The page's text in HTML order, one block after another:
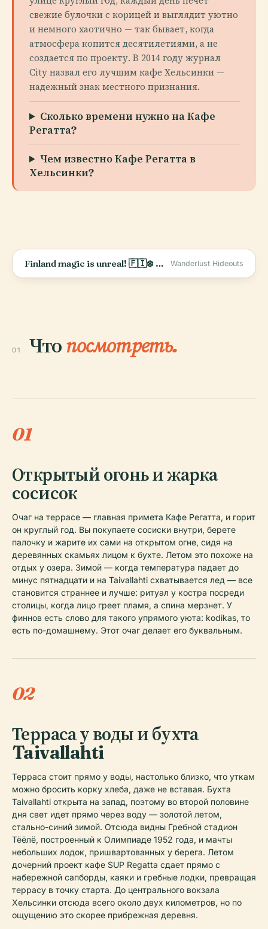
свежие булочки с корицей и выглядит уютно
и немного хаотично — так бывает, когда
атмосфера копится десятилетиями, а не
создается по проекту. В 2014 году журнал
City назвал его лучшим кафе Хельсинки —
надежный знак местного признания.
Сколько времени нужно на Кафе
Регатта?
Чем известно Кафе Регатта в
Хельсинки?
Finland magic is unreal! 🇫🇮❄️ Helsinki, Nuuksio &amp; Lapland—who’s in? ✨ #TravelShorts #VisitFinland Wanderlust Hideouts
01 Чтопосмотреть.
01
Открытый огонь и жарка
сосисок
Очаг на террасе — главная примета Кафе Регатта, и горит
он круглый год. Вы покупаете сосиски внутри, берете
палочку и жарите их сами на открытом огне, сидя на
деревянных скамьях лицом к бухте. Летом это похоже на
отдых у озера. Зимой — когда температура падает до
минус пятнадцати и на Taivallahti схватывается лед — все
становится страннее и лучше: ритуал у костра посреди
столицы, когда лицо греет пламя, а спина мерзнет. У
финнов есть слово для такого упрямого уюта: kodikas, то
есть по-домашнему. Этот очаг делает его буквальным.
02
Терраса у воды и бухта
Taivallahti
Терраса стоит прямо у воды, настолько близко, что уткам
можно бросить корку хлеба, даже не вставая. Бухта
Taivallahti открыта на запад, поэтому во второй половине
дня свет идет прямо через воду — золотой летом,
стально-синий зимой. Отсюда видны Гребной стадион
Тёёлё, построенный к Олимпиаде 1952 года, и мачты
небольших лодок, пришвартованных у берега. Летом
дочерний проект кафе SUP Regatta сдает прямо с
набережной сапборды, каяки и гребные лодки, превращая
террасу в точку старта. До центрального вокзала
Хельсинки отсюда всего около двух километров, но по
ощущению это скорее прибрежная деревня.